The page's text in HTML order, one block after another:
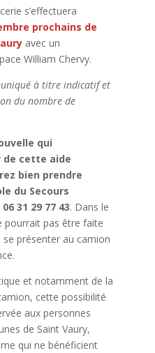
s’effectuera
prochains de
avec un
William Chervy.
à titre indicatif et
du nombre de
qui
cette aide
bien prendre
du Secours
31 29 77 43. Dans le
pourrait pas être faite
présenter au camion
et notamment de la
cette possibilité
aux personnes
de Saint Vaury,
qui ne bénéficient